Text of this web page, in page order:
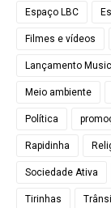
Espaço LBC
Filmes e vídeos
Lançamento
Meio ambiente
Política
Rapidinha
Sociedade Ativa
Tirinhas